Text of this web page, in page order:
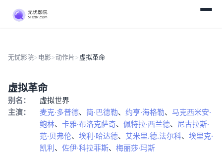
无忧影院>电影>动作片>虚拟革命
虚拟革命
别名：
虚拟世界
主演：
麦克·多普德、 简·巴德勒、 约亨·海格勒、 马克西米安·
鲍林、 卡雅·布洛克萨奇、 佩特拉·西兰德、 尼古拉斯·
范·贝弗伦、 埃利·哈达德、 艾米里.德.法尔科、 埃里克·
凯利、 佐伊·科拉菲斯、 梅丽莎·玛斯